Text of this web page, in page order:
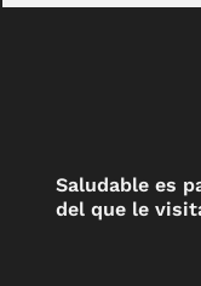
Saludable es
del que le